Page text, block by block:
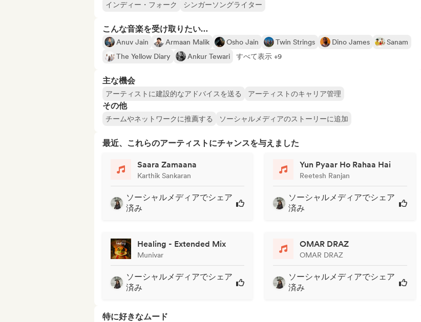
インディー・フォーク
シンガーソングライター
こんな音楽を受け取りたい…
Anuv Jain Armaan Malik Osho Jain Twin Strings Dino James
Sanam
The Yellow Diary
Ankur Tewari すべて表示 +9
主な機会
アーティストに建設的なアドバイスを送る アーティストのキャリア管理
その他
チームやネットワークに推薦する ソーシャルメディアのストーリーに追加
最近、これらのアーティストにチャンスを与えました
Saara Zamaana
Karthik Sankaran
ソーシャルメディアでシェア
済み
Yun Pyaar Ho Rahaa Hai
Reetesh Ranjan
ソーシャルメディアでシェア
済み
Healing - Extended Mix
Munivar
ソーシャルメディアでシェア
済み
OMAR DRAZ
OMAR DRAZ
ソーシャルメディアでシェア
済み
特に好きなムード